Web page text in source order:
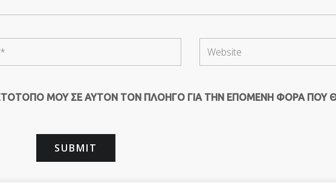
ΜΟΥ ΣΕ ΑΥΤΌΝ ΤΟΝ ΠΛΟΗΓΌ ΓΙΑ ΤΗΝ ΕΠΌΜΕΝΗ ΦΟΡΆ ΠΟΥ